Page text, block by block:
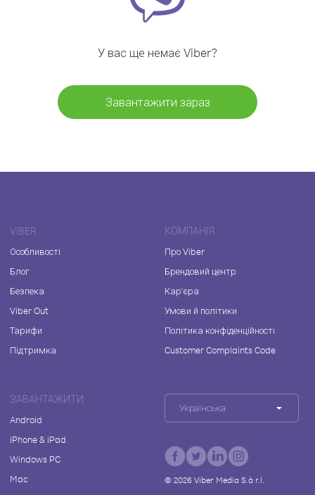
У вас ще немає Viber?
Завантажити зараз
VIBER
Особливості
Блог
Безпека
Viber Out
Тарифи
Підтримка
КОМПАНІЯ
Про Viber
Брендовий центр
Кар'єра
Умови й політики
Політика конфіденційності
Customer Complaints Code
ЗАВАНТАЖИТИ
Android
iPhone & iPad
Windows PC
Mac
Українська
© 2026Viber Media S.à r.l.